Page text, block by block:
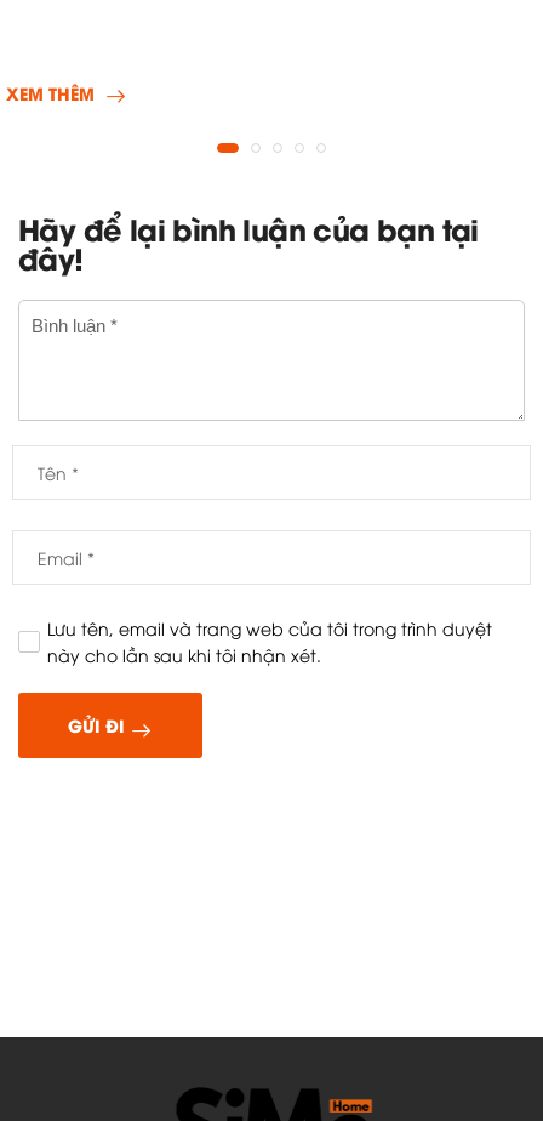
XEM THÊM
Hãy để lại bình luận của bạn tại
đây!
Lưu tên, email và trang web của tôi trong trình duyệt
này cho lần sau khi tôi nhận xét.
GỬI ĐI